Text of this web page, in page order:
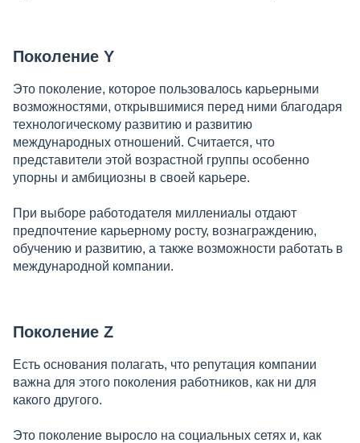
Поколение Y
Это поколение, которое пользовалось карьерными
возможностями, открывшимися перед ними благодаря
технологическому развитию и развитию
международных отношений. Считается, что
представители этой возрастной группы особенно
упорны и амбициозны в своей карьере.
При выборе работодателя миллениалы отдают
предпочтение карьерному росту, вознаграждению,
обучению и развитию, а также возможности работать в
международной компании.
Поколение Z
Есть основания полагать, что репутация компании
важна для этого поколения работников, как ни для
какого другого.
Это поколение выросло на социальных сетях и, как